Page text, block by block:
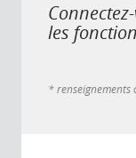
les
* renseignements